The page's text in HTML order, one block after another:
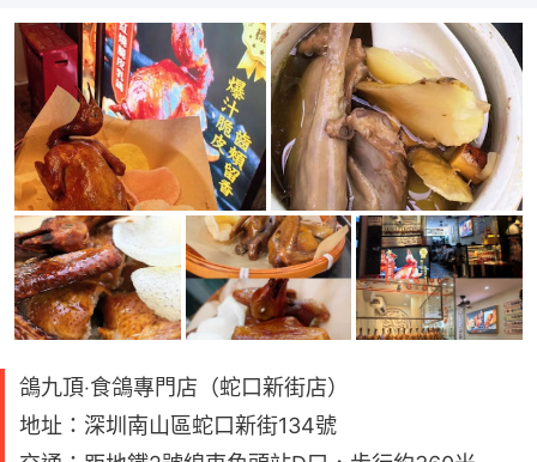
鴿九頂‧食鴿專門店（蛇口新街店）
地址：深圳南山區蛇口新街134號